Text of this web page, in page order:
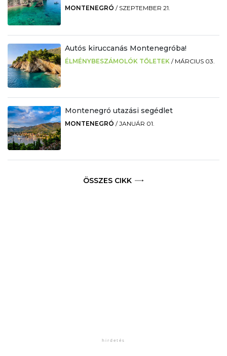
MONTENEGRÓ / SZEPTEMBER 21.
Autós kiruccanás Montenegróba!
ÉLMÉNYBESZÁMOLÓK TŐLETEK / MÁRCIUS 03.
Montenegró utazási segédlet
MONTENEGRÓ /JANUÁR 01.
ÖSSZES CIKK